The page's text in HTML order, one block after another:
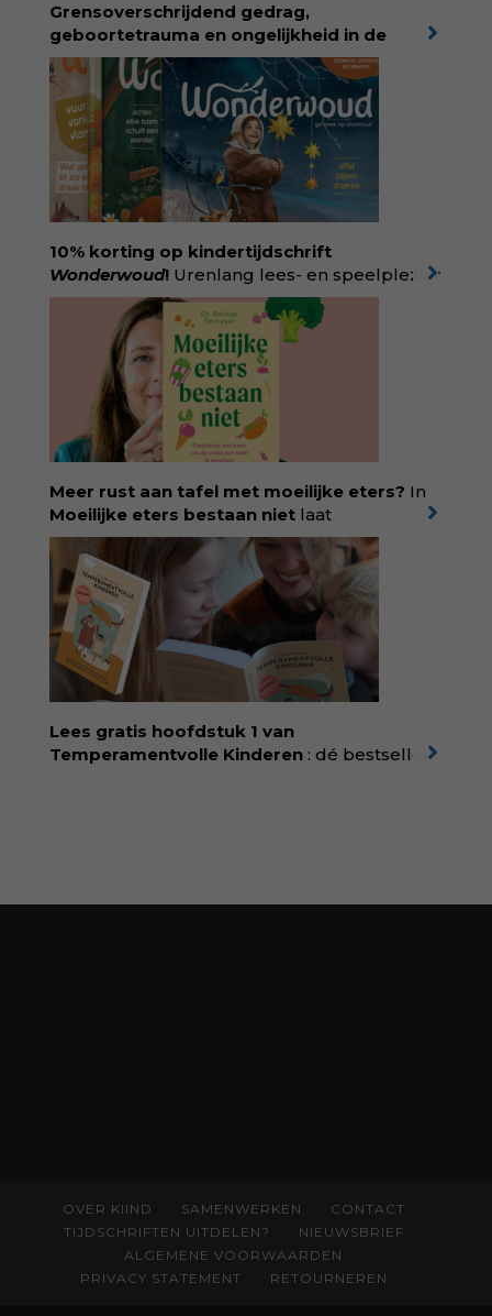
Grensoverschrijdend gedrag,
geboortetrauma en ongelijkheid in de
geboortezorg:in Baas in eigen buik verbindt
filosoof en vroedvrouw Rodante van der Waal
persoonlijke ervaringen aan structureel
onrecht en introduceert ze reproductieve
rechtvaardigheid als een collectieve, radicale
praktijk van zorg. Voor iedereen die wil
begrijpen wat er speelt rond vruchtbaarheid
en geboorte. Koop het boek via
singeluitgeverijen.nl/nijgh-van-
ditmar/boek/baas-in-eigen-buik
10% korting op kindertijdschrift
Wonderwoud! Urenlang lees- en speelplezier
voor dromers, doeners en denkers.
Wonderwoud is het ambachtelijk gemaakte
antwoord op alle snelle gooimaarweg-
boekjes en hapsnap-filmpjes. Het mooiste
kindertijdschrift van Nederland; met liefde en
kunde voor taal, beeld en tekeningen die
spat van elke pagina. Dat vóel je. Dat voelt je
kind. Abonneer via
wonderwoud.nl/abonneren**en krijg 10%
korting met code:
KIIND10
Meer rust aan tafel met moeilijke eters? In
Moeilijke eters bestaan niet laat
kinderdiëtist en lactatiekundigeRolinde
Demeyer
zien wat er schuilgaat achter
eetgedrag dat ouders zorgen baart. Met
aandacht voor ontwikkeling,
neurodivergentie en medische oorzaken
helpt ze hardnekkige misverstanden los te
laten en maakt ze van eten weer een
moment van verbinding. Bestel via je lokale
boekhandel! Lees meer over Rolinde via
kiind.nl/rolinde
Lees gratis hoofdstuk 1 van
Temperamentvolle Kinderen : dé bestseller
OVER KIIND SAMENWERKEN
CONTACT
TIJDSCHRIFTEN UITDELEN?
NIEUWSBRIEF
ALGEMENE VOORWAARDEN
PRIVACY STATEMENT
RETOURNEREN